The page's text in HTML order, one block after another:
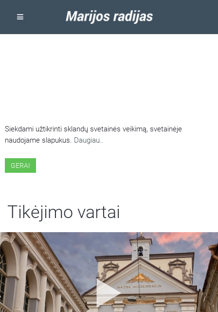
Siekdami užtikrinti sklandų svetainės veikimą, svetainėje
naudojame slapukus. Daugiau..
GERAI
Tikėjimo vartai